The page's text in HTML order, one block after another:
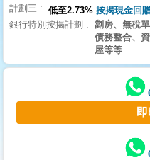
搵
樓/
交
業
主
計劃三 低至2.73% 按揭現金回
銀行特別按揭計劃
劏房、無稅
債務整合、
屋等等